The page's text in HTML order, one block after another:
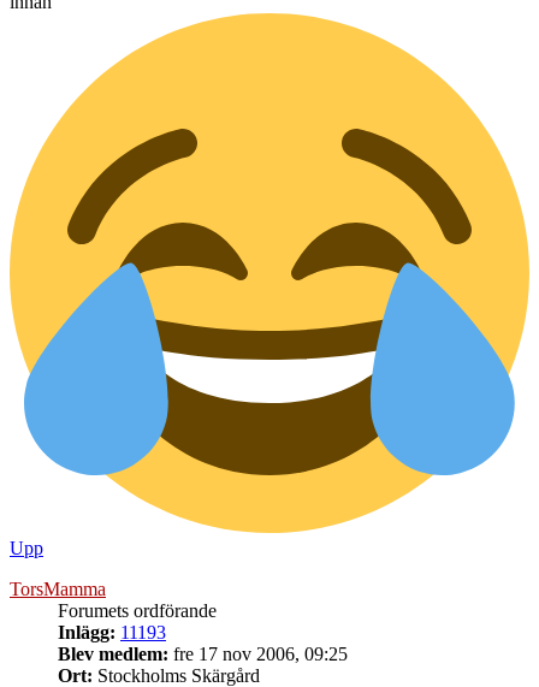
Upp
TorsMamma
Forumets ordförande
Inlägg: 11193
Blev medlem: fre 17 nov 2006, 09:25
Ort: Stockholms Skärgård